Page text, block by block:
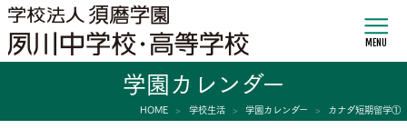
MENU
学園カレンダー
HOME 学校生活 学園カレンダー カナダ短期留学①